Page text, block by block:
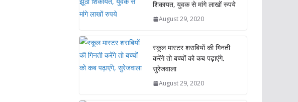
A
p k
dI
n
शिकायत, युवक से मांगे लाखों रुपये
August 29, 2020
स्कूल मास्टर शराबियों की गिनती
करेंगे तो बच्चों को कब पढ़ाएंगे,
सुरेजवाला
August 29, 2020